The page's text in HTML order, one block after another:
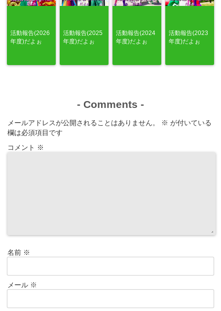
活動報告(2026
年度)だよぉ
活動報告(2025
年度)だよぉ
活動報告(2024
年度)だよぉ
活動報告(2023
年度)だよぉ
- Comments -
メールアドレスが公開されることはありません。 ※ が付いている
欄は必須項目です
コメント ※
名前 ※
メール ※